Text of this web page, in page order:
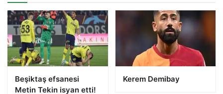
Beşiktaş efsanesi
Metin Tekin isyan etti!
Kerem Demibay